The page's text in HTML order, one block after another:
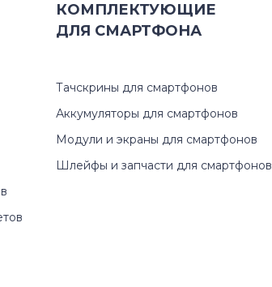
КОМПЛЕКТУЮЩИЕ
ДЛЯ СМАРТФОНА
Тачскрины для смартфонов
Аккумуляторы для смартфонов
Модули и экраны для смартфонов
Шлейфы и запчасти для смартфонов